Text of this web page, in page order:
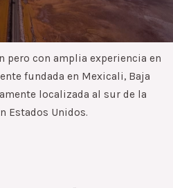
pero con amplia experiencia en
fundada en Mexicali, Baja
localizada al sur de la
Estados Unidos.